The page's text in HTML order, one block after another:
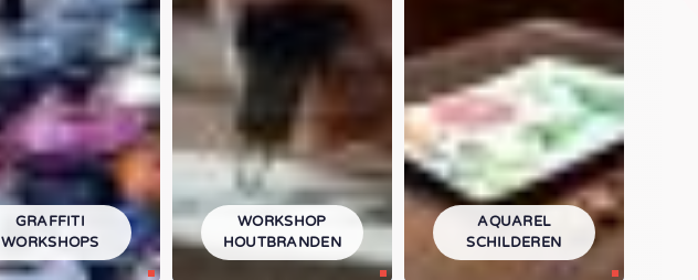
GRAFFITI
WORKSHOPS
WORKSHOP
HOUTBRANDEN
AQUAREL
SCHILDEREN